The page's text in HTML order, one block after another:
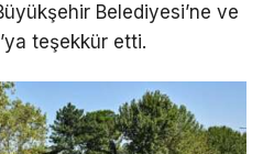
Belediyesi’ne ve
teşekkür etti.